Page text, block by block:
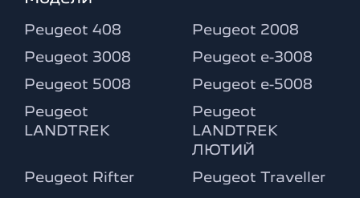
Peugeot 408 Peugeot 2008
Peugeot 3008 Peugeot e-3008
Peugeot 5008 Peugeot e-5008
Peugeot
LANDTREK
Peugeot
LANDTREK
ЛЮТИЙ
Peugeot Rifter Peugeot Traveller